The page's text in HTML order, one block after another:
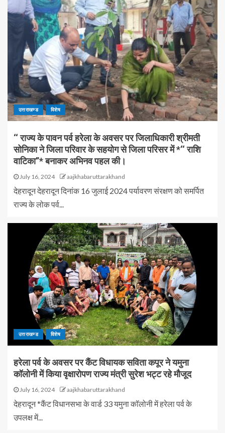
उत्तराखण्ड विशेष
‘‘ राज्य के पावन पर्व हरेला के अवसर पर जिलाधिकारी श्रीमती
सोनिका ने जिला परिवार के सहयोग से जिला परिसर में *‘‘ राशि
वाटिका’’* बनाकर अभिनव पहल की।
July 16, 2024 aajkhabaruttarakhand
देहरादून देहरादून दिनांक 16 जुलाई 2024 पर्यावरण संरक्षण को समर्पित
राज्य के लोक पर्व...
उत्तराखण्ड विशेष
हरेला पर्व के अवसर पर कैंट विधायक सविता कपूर ने यमुना
कॉलोनी में किया वृक्षारोपण राज्य मंत्री सुरेश भट्ट रहे मौजूद
July 16, 2024 aajkhabaruttarakhand
देहरादून *कैंट विधानसभा के वार्ड 33 यमुना कॉलोनी में हरेला पर्व के
उपलक्ष में...